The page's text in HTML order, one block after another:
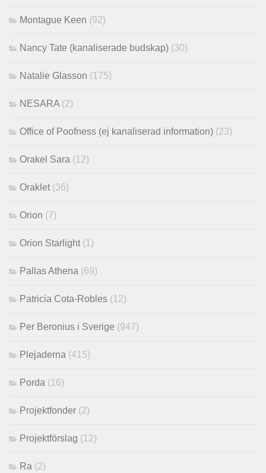
Montague Keen (92)
Nancy Tate (kanaliserade budskap) (30)
Natalie Glasson (175)
NESARA (2)
Office of Poofness (ej kanaliserad information) (23)
Orakel Sara (12)
Oraklet (36)
Orion (7)
Orion Starlight (1)
Pallas Athena (69)
Patricia Cota-Robles (12)
Per Beronius i Sverige (947)
Plejaderna (415)
Porda (16)
Projektfonder (2)
Projektförslag (12)
Ra (2)